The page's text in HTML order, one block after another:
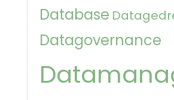
Database
Datagovernance